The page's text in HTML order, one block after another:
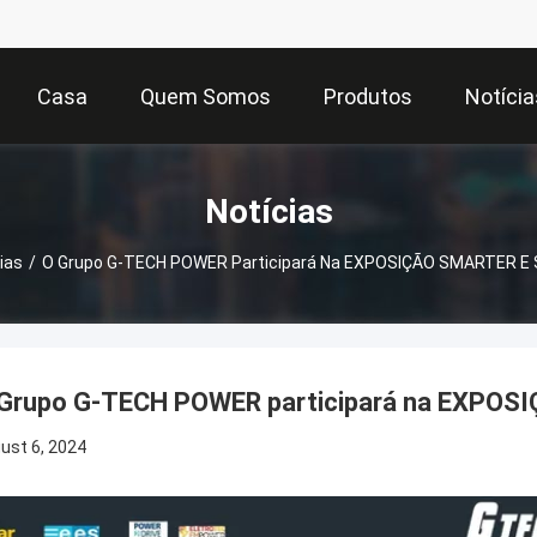
Casa Quem Somos Produtos
Notícias
/ O Grupo G-TECH POWER Participará Na EXPOSIÇÃO SMARTER E
G-TECH POWER participará na
6, 2024